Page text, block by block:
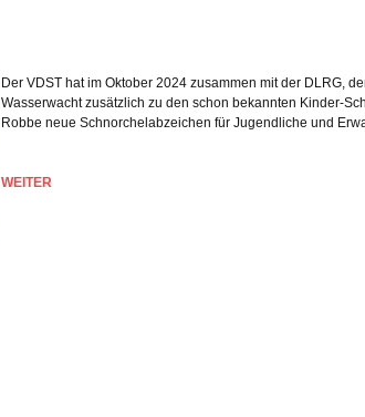
Der VDST hat im Oktober 2024 zusammen mit der DLRG,
Wasserwacht zusätzlich zu den schon bekannten Kinder-
Robbe neue Schnorchelabzeichen für Jugendliche und
WEITER